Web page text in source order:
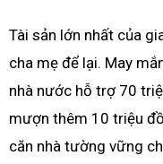
Tài sản lớn nhất của
cha mẹ để lại. May
nhà nước hỗ trợ 70
mượn thêm 10 triệu
căn nhà tường vững